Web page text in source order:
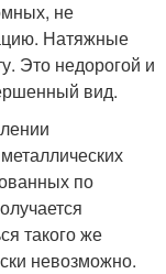
не
Натяжные
Это недорогой и
вид.
по
такого же
невозможно.